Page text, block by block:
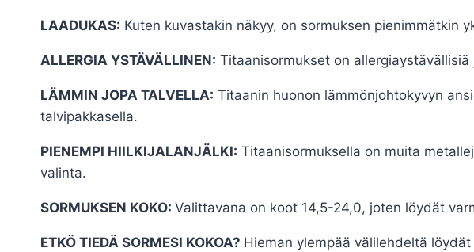
LAADUKAS: Kuten kuvastakin näkyy, on sormuksen
ALLERGIA YSTÄVÄLLINEN: Titaanisormukset on
LÄMMIN JOPA TALVELLA: Titaanin huonon lämmönjohtokyvyn
talvipakkasella.
PIENEMPI HIILKIJALANJÄLKI: Titaanisormuksella on muita
valinta.
SORMUKSEN KOKO: Valittavana on koot 14,5-24,0, joten löydät
ETKÖ TIEDÄ SORMESI KOKOA? Hieman ylempää välilehdeltä